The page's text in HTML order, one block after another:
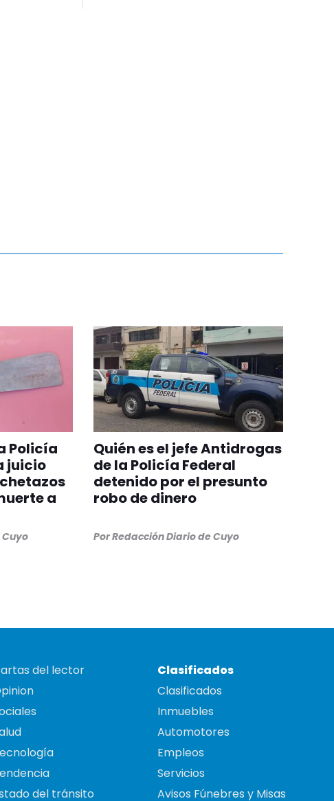
Policía
juicio
a
Quién es el jefe Antidrogas
de la Policía Federal
detenido por el presunto
robo de dinero
PorRedacción Diario de Cuyo
del lector
del tránsito
Clasificados
Clasificados
Inmuebles
Automotores
Empleos
Servicios
Avisos Fúnebres y Misas